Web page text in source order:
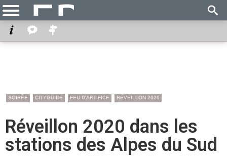
SOIRÉE CITYGUIDE FEU D'ARTIFICE RÉVEILLON 2026
Réveillon 2020 dans les
stations des Alpes du Sud